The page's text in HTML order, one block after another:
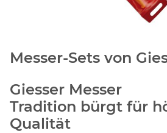
Messer-Sets von
Giesser Messer
Tradition bürgt für
Qualität